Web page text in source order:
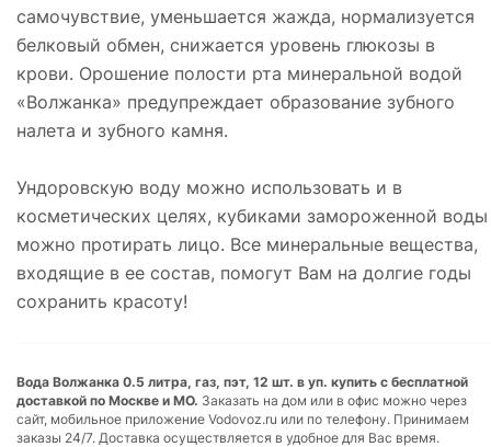
самочувствие, уменьшается жажда, нормализуется
белковый обмен, снижается уровень глюкозы в
крови. Орошение полости рта минеральной водой
«Волжанка» предупреждает образование зубного
налета и зубного камня.
Ундоровскую воду можно использовать и в
косметических целях, кубиками замороженной воды
можно протирать лицо. Все минеральные вещества,
входящие в ее состав, помогут Вам на долгие годы
сохранить красоту!
Вода Волжанка 0.5 литра, газ, пэт, 12 шт. в уп. купить с бесплатной
доставкой по Москве и МО. Заказать на дом или в офис можно через
сайт, мобильное приложение Vodovoz.ru или по телефону. Принимаем
заказы 24/7. Доставка осуществляется в удобное для Вас время.